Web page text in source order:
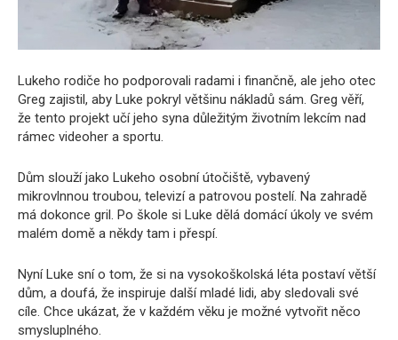
Lukeho rodiče ho podporovali radami i finančně, ale jeho otec
Greg zajistil, aby Luke pokryl většinu nákladů sám. Greg věří,
že tento projekt učí jeho syna důležitým životním lekcím nad
rámec videoher a sportu.
Dům slouží jako Lukeho osobní útočiště, vybavený
mikrovlnnou troubou, televizí a patrovou postelí. Na zahradě
má dokonce gril. Po škole si Luke dělá domácí úkoly ve svém
malém domě a někdy tam i přespí.
Nyní Luke sní o tom, že si na vysokoškolská léta postaví větší
dům, a doufá, že inspiruje další mladé lidi, aby sledovali své
cíle. Chce ukázat, že v každém věku je možné vytvořit něco
smysluplného.